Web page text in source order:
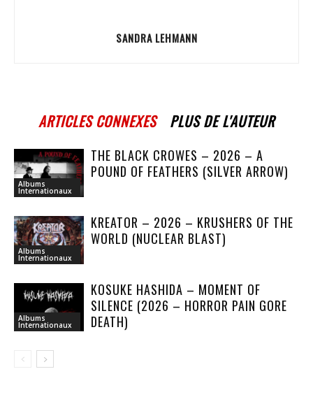
SANDRA LEHMANN
ARTICLES CONNEXES PLUS DE L'AUTEUR
Albums
Internationaux
THE BLACK CROWES – 2026 – A
POUND OF FEATHERS (SILVER ARROW)
Albums
Internationaux
KREATOR – 2026 – KRUSHERS OF THE
WORLD (NUCLEAR BLAST)
Albums
Internationaux
KOSUKE HASHIDA – MOMENT OF
SILENCE (2026 – HORROR PAIN GORE
DEATH)